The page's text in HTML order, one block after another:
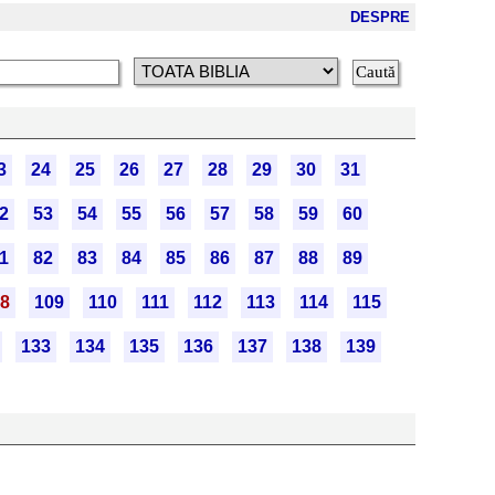
DESPRE
24 25 26 27 28 29 30 31
53 54 55 56 57 58 59 60
82 83 84 85 86 87 88 89
109 110 111 112 113 114 115
133 134 135 136 137 138 139